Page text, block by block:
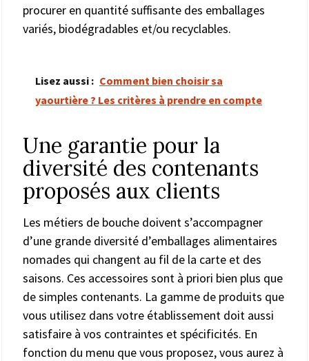
procurer en quantité suffisante des emballages
variés, biodégradables et/ou recyclables.
Lisez aussi : Comment bien choisir sa
yaourtière ? Les critères à prendre en compte
Une garantie pour la
diversité des contenants
proposés aux clients
Les métiers de bouche doivent s’accompagner
d’une grande diversité d’emballages alimentaires
nomades qui changent au fil de la carte et des
saisons. Ces accessoires sont à priori bien plus que
de simples contenants. La gamme de produits que
vous utilisez dans votre établissement doit aussi
satisfaire à vos contraintes et spécificités. En
fonction du menu que vous proposez, vous aurez à